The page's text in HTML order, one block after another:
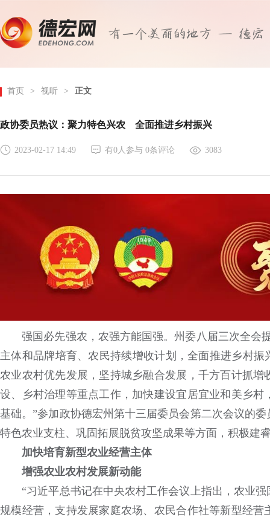
首页 > 视听 > 正文
政协委员热议：聚力特色兴农 全面推进乡村振兴
2023-02-17 14:49 有0人参与 0条评论 3083
强国必先强农，农强方能国强。州委八届三次全会
主体和品牌培育、农民持续增收计划，全面推进乡村
农业农村优先发展，坚持城乡融合发展，千方百计抓
设、乡村治理等重点工作，加快建设宜居宜业和美乡
基础。”参加政协德宏州第十三届委员会第二次会议的
特色农业支柱、巩固拓展脱贫攻坚成果等方面，积极建
加快培育新型农业经营主体
增强农业农村发展新动能
“习近平总书记在中央农村工作会议上指出，农业强
规模经营，支持发展家庭农场、农民合作社等新型经